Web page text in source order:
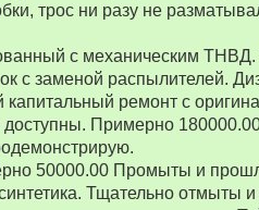
трос ни разу не
с механическим
с заменой распылителей.
ремонт с
Примерно
50000.00 Промыты и
Тщательно отмыты